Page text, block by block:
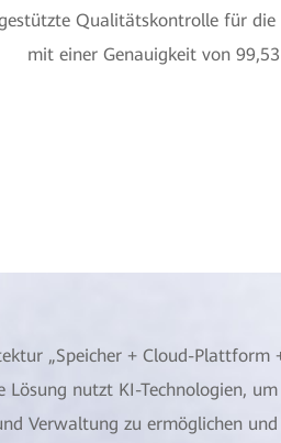
Qualitätskontrolle für die
mit einer Genauigkeit von
„Speicher + Cloud-Plattform
nutzt KI-Technologien,
Verwaltung zu ermöglichen